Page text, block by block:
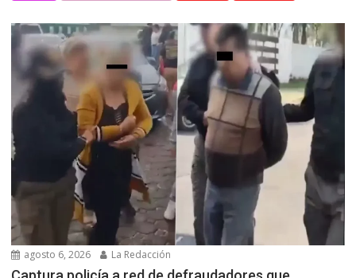
agosto 6, 2026 La Redacción